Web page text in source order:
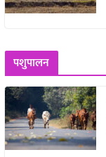
पशुपालन